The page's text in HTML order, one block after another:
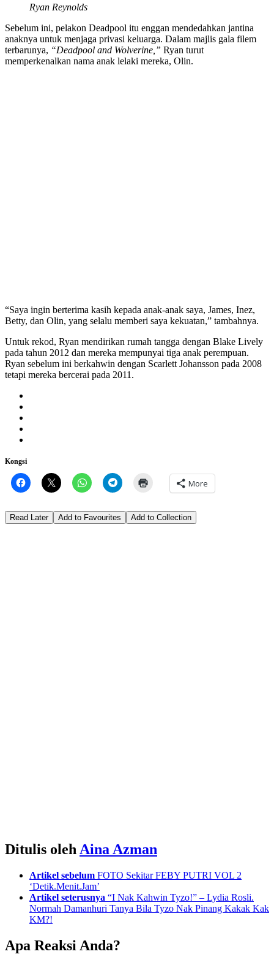
Ryan Reynolds
Sebelum ini, pelakon Deadpool itu enggan mendedahkan jantina
anaknya untuk menjaga privasi keluarga. Dalam majlis gala filem
terbarunya, “Deadpool and Wolverine,” Ryan turut
memperkenalkan nama anak lelaki mereka, Olin.
“Saya ingin berterima kasih kepada anak-anak saya, James, Inez,
Betty, dan Olin, yang selalu memberi saya kekuatan,” tambahnya.
Untuk rekod, Ryan mendirikan rumah tangga dengan Blake Lively
pada tahun 2012 dan mereka mempunyai tiga anak perempuan.
Ryan sebelum ini berkahwin dengan Scarlett Johansson pada 2008
tetapi mereka bercerai pada 2011.
Kongsi
More
Read Later Add to Favourites Add to Collection
Ditulis oleh Aina Azman
Artikel sebelum FOTO Sekitar FEBY PUTRI VOL 2
‘Detik.Menit.Jam’
Artikel seterusnya “I Nak Kahwin Tyzo!” – Lydia Rosli.
Normah Damanhuri Tanya Bila Tyzo Nak Pinang Kakak Kak
KM?!
Apa Reaksi Anda?